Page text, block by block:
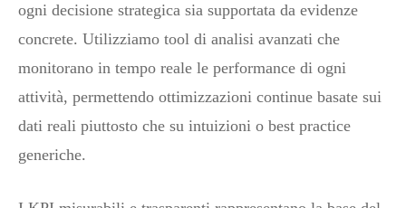
ogni decisione strategica sia supportata da evidenze
concrete. Utilizziamo tool di analisi avanzati che
monitorano in tempo reale le performance di ogni
attività, permettendo ottimizzazioni continue basate sui
dati reali piuttosto che su intuizioni o best practice
generiche.